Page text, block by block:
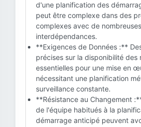
d'une planification des
peut être complexe dans des
complexes avec de nombreuses
interdépendances.
**Exigences de Données :**
précises sur la disponibilité des
essentielles pour une mise en
nécessitant une planification
surveillance constante.
**Résistance au Changement
de l'équipe habitués à la
démarrage anticipé peuvent